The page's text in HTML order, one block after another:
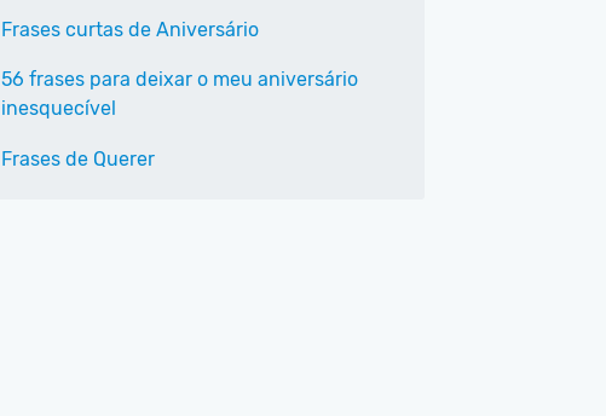
Frases curtas de Aniversário
56 frases para deixar o meu aniversário
inesquecível
Frases de Querer